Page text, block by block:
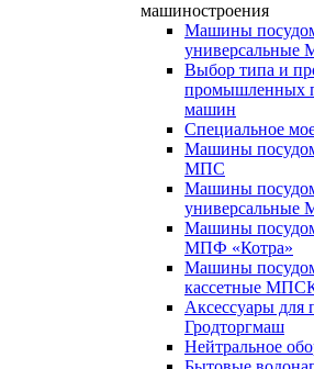
машиностроения
Машины
Выбор типа и
промышленных
машин
Специальное
Машины
МПС
Машины
Машины
МПФ «Котра»
Машины
кассетные
Аксессуары
Гродторгмаш
Нейтральное